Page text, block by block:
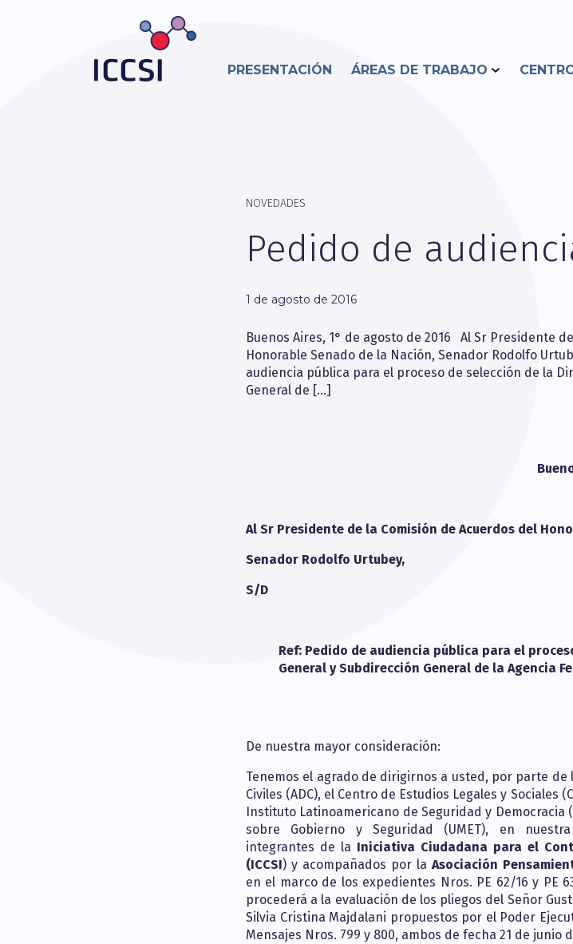
PRESENTACIÓN ÁREAS DE TRABAJO
NOVEDADES
Pedido de
1 de agosto de 2016
Buenos Aires, 1° de agosto de 2016 Al Sr Presidente
Honorable Senado de la Nación, Senador Rodolfo
audiencia pública para el proceso de selección de la
General de […]
Al Sr Presidente de la Comisión de Acuerdos del
Senador Rodolfo Urtubey,
S/D
Ref: Pedido de audiencia pública para el
General y Subdirección General de la Agencia
De nuestra mayor consideración:
Tenemos el agrado de dirigirnos a usted, por parte de
Civiles (ADC), el Centro de Estudios Legales y Sociales
Instituto Latinoamericano de Seguridad y Democracia
sobre Gobierno y Seguridad (UMET), en
integrantes de la Iniciativa Ciudadana para el
(ICCSI) y acompañados por la Asociación
en el marco de los expedientes Nros. PE 62/16 y PE
procederá a la evaluación de los pliegos del Señor
Silvia Cristina Majdalani propuestos por el Poder
Mensajes Nros. 799 y 800, ambos de fecha 21 de junio